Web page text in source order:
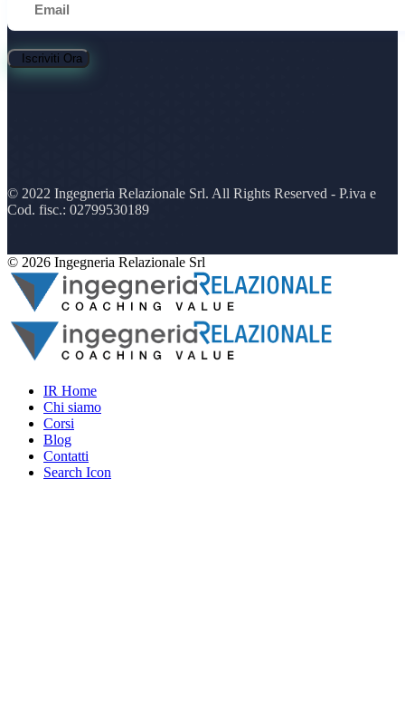
Iscriviti Ora
© 2022 Ingegneria Relazionale Srl. All Rights Reserved - P.iva e
Cod. fisc.: 02799530189
© 2026 Ingegneria Relazionale Srl
IR Home
Chi siamo
Corsi
Blog
Contatti
Search Icon